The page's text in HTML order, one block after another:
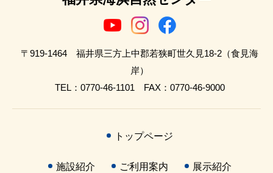
〒919-1464 福井県三方上中郡若狭町世久見18-2（食見海
岸）
TEL：0770-46-1101 FAX：0770-46-9000
トップページ
施設紹介 ご利用案内 展示紹介